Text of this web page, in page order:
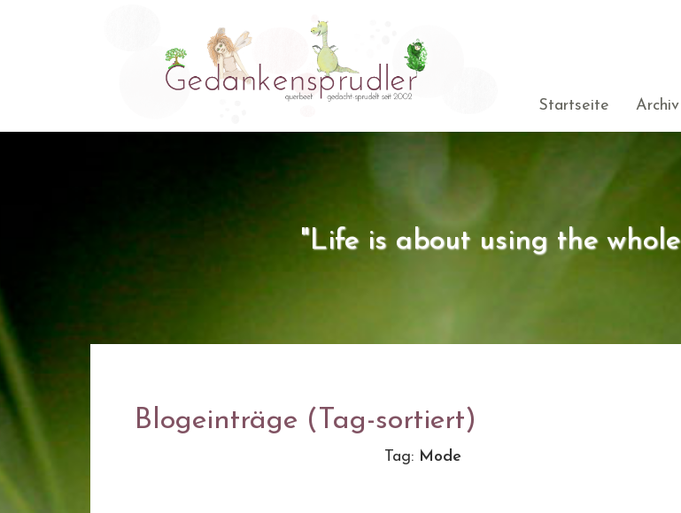
Startseite Archiv
"Life is about using the
Blogeinträge (Tag-sortiert)
Tag: Mode